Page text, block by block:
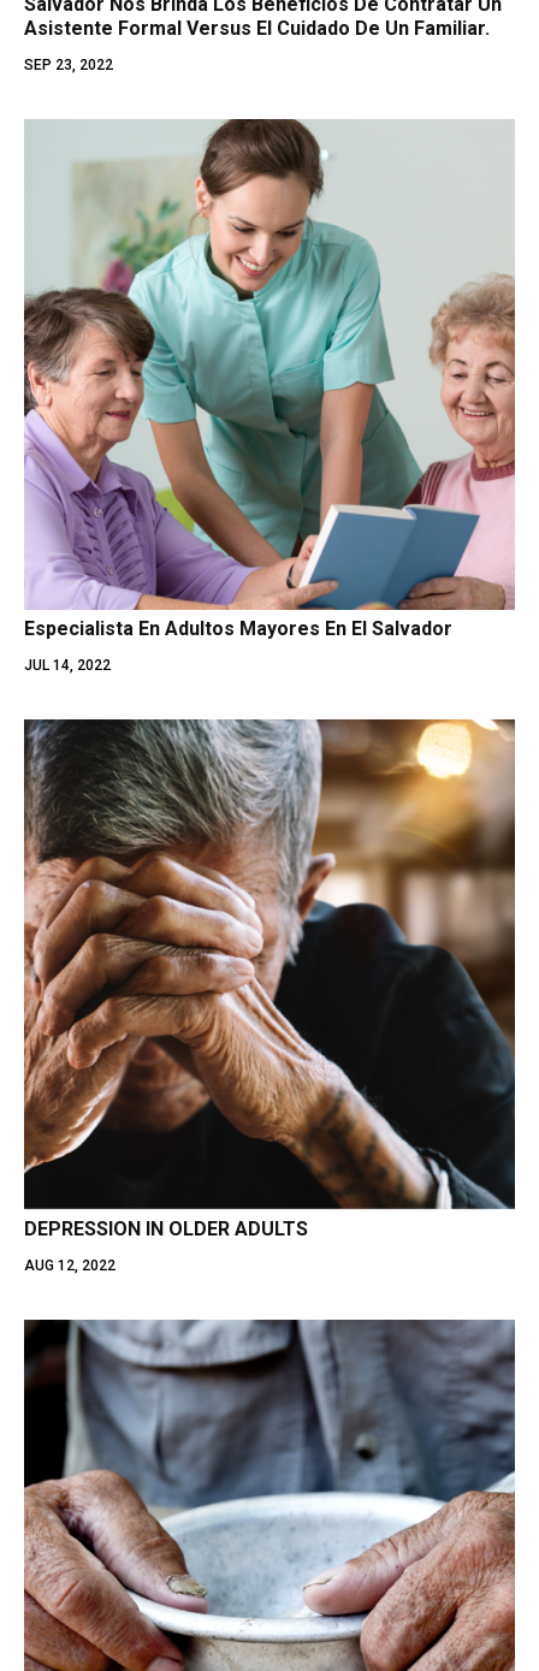
Asistente Formal Versus El Cuidado De Un Familiar.
SEP 23, 2022
Especialista En Adultos Mayores En El Salvador
JUL 14, 2022
DEPRESSION IN OLDER ADULTS
AUG 12, 2022